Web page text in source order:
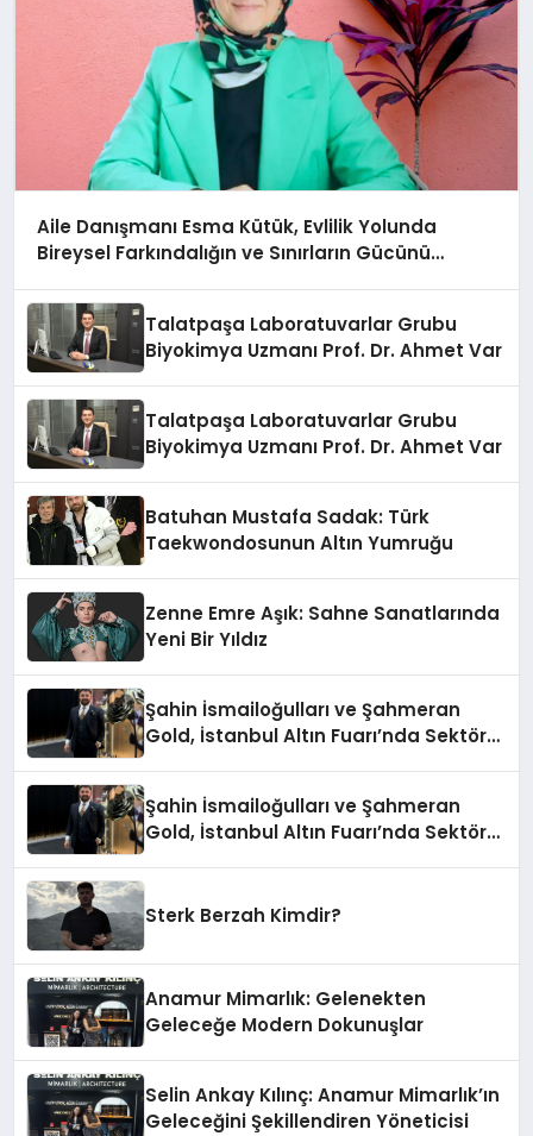
Aile Danışmanı Esma Kütük, Evlilik Yolunda
Bireysel Farkındalığın ve Sınırların Gücünü
Talatpaşa Laboratuvarlar Grubu
Biyokimya Uzmanı Prof. Dr. Ahmet Var
Talatpaşa Laboratuvarlar Grubu
Biyokimya Uzmanı Prof. Dr. Ahmet Var
Batuhan Mustafa Sadak: Türk
Taekwondosunun Altın Yumruğu
Zenne Emre Aşık: Sahne Sanatlarında
Yeni Bir Yıldız
Şahin İsmailoğulları ve Şahmeran
Gold, İstanbul Altın Fuarı’nda Sektöre
Şahin İsmailoğulları ve Şahmeran
Gold, İstanbul Altın Fuarı’nda Sektöre
Sterk Berzah Kimdir?
Anamur Mimarlık: Gelenekten
Geleceğe Modern Dokunuşlar
Selin Ankay Kılınç: Anamur Mimarlık’ın
Geleceğini Şekillendiren Yöneticisi